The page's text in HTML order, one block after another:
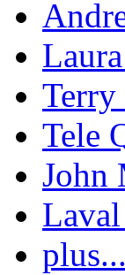
Terry
Tele
John
plus...